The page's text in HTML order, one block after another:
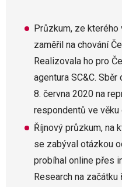
Průzkum, ze
zaměřil na chování
Realizovala ho pro
agentura SC&C.
8. června 2020 na
respondentů ve
Říjnový průzkum, na
se zabýval otázkou
probíhal online přes
Research na začátku